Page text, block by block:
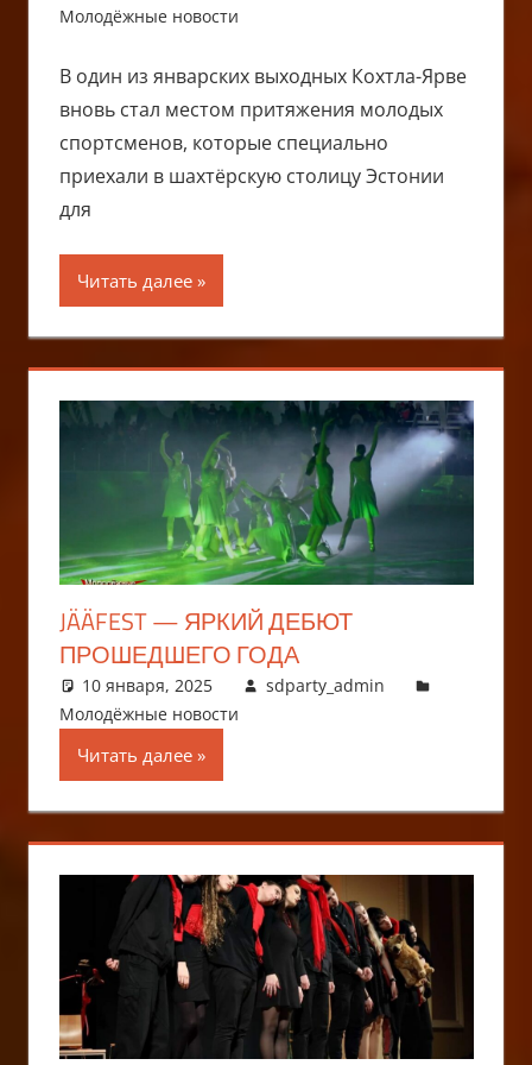
Молодёжные новости
В один из январских выходных Кохтла-Ярве
вновь стал местом притяжения молодых
спортсменов, которые специально
приехали в шахтёрскую столицу Эстонии
для
Читать далее
JÄÄFEST — ЯРКИЙ ДЕБЮТ
ПРОШЕДШЕГО ГОДА
10 января, 2025
sdparty_admin
Молодёжные новости
Читать далее